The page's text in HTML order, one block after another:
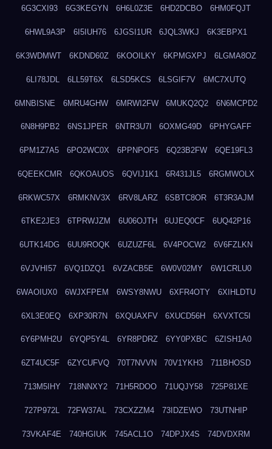
6G3CXI93 6G3KEGYN 6H6L0Z3E 6HD2DCBO 6HM0FQJT
6HWL9A3P 6I5IUH76 6JGSI1UR 6JQL3WKJ 6K3EBPX1
6K3WDMWT 6KDND60Z 6KOOILKY 6KPMGXPJ 6LGMA8OZ
6LI78JDL 6LL59T6X 6LSD5KCS 6LSGIF7V 6MC7XUTQ
6MNBISNE 6MRU4GHW 6MRWI2FW 6MUKQ2Q2 6N6MCPD2
6N8H9PB2 6NS1JPER 6NTR3U7I 6OXMG49D 6PHYGAFF
6PM1Z7A5 6PO2WC0X 6PPNPOF5 6Q23B2FW 6QE19FL3
6QEEKCMR 6QKOAUOS 6QVIJ1K1 6R431JL5 6RGMWOLX
6RKWC57X 6RMKNV3X 6RV8LARZ 6SBTC8OR 6T3R3AJM
6TKE2JE3 6TPRWJZM 6U06OJTH 6UJEQ0CF 6UQ42P16
6UTK14DG 6UU9ROQK 6UZUZF6L 6V4POCW2 6V6FZLKN
6VJVHI57 6VQ1DZQ1 6VZACB5E 6W0V02MY 6W1CRLU0
6WAOIUX0 6WJXFPEM 6WSY8NWU 6XFR4OTY 6XIHLDTU
6XL3E0EQ 6XP30R7N 6XQUAXFV 6XUCD56H 6XVXTC5I
6Y6PMH2U 6YQP5Y4L 6YR8PDRZ 6YY0PXBC 6ZISH1A0
6ZT4UC5F 6ZYCUFVQ 70T7NVVN 70V1YKH3 711BHOSD
713M5IHY 718NNXY2 71H5RDOO 71UQJY58 725P81XE
727P972L 72FW37AL 73CXZZM4 73IDZEWO 73UTNHIP
73VKAF4E 740HGIUK 745ACL1O 74DPJX4S 74DVDXRM